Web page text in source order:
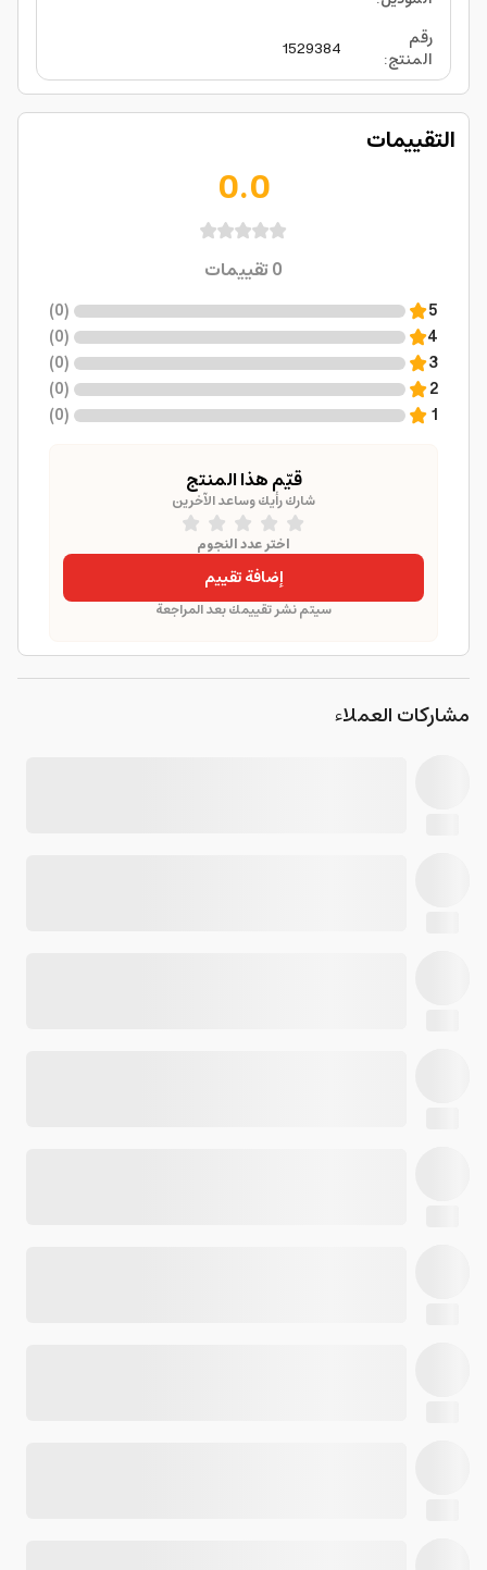
رقم
المنتج:
1529384
التقييمات
0.0
0تقييمات
5
(
0
)
4
(
0
)
3
(
0
)
2
(
0
)
1
(
0
)
قيّم هذا المنتج
شارك رأيك وساعد الآخرين
اختر عدد النجوم
إضافة تقييم
سيتم نشر تقييمك بعد المراجعة
مشاركات العملاء